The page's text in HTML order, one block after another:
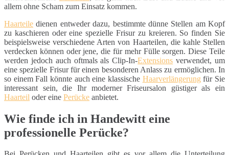
allem ohne Scham zum Einsatz kommen.
Haarteile dienen entweder dazu, bestimmte dünne Stellen am Kopf
zu kaschieren oder eine spezielle Frisur zu kreieren. So finden Sie
beispielsweise verschiedene Arten von Haarteilen, die kahle Stellen
verdecken können oder jene, die für mehr Fülle sorgen. Diese Teile
werden jedoch auch oftmals als Clip-In-Extensions verwendet, um
eine spezielle Frisur für einen besonderen Anlass zu ermöglichen. In
so einem Fall könnte auch eine klassische Haarverlängerung für Sie
interessant sein, die Ihr moderner Friseursalon güstiger als ein
Haarteil oder eine Perücke anbietet.
Wie finde ich in Handewitt eine
professionelle Perücke?